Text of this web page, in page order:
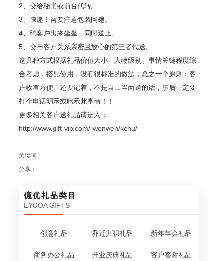
2、交给秘书或前台代转。
3、快递！需要注意包装问题。
4、约客户出来坐坐，同时送上。
5、交与客户关系亲密且放心的第三者代送。
这几种方式根据礼品价值大小、人物级别、事情关键程度综
合考虑，搭配使用，没有很标准的做法，总之一个原则：客
户收着方便。还要记着，不是自己当面送的话，事后一定要
打个电话明示或暗示此事情！！
更多相关客户送礼品请进入：
http://www.gift-vip.com/liwenwen/kehu/
关键词：
分享：
億优礼品类目
EYOOA GIFTS
创意礼品 乔迁升职礼品 新年年会礼品
商务办公礼品 开业庆典礼品 客户答谢礼品